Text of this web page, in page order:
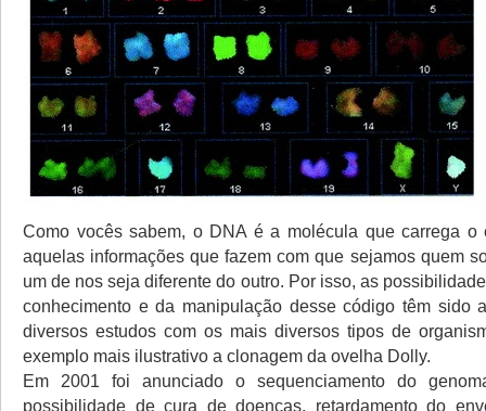
Como vocês sabem, o DNA é a molécula que carrega o
aquelas informações que fazem com que sejamos quem
um de nos seja diferente do outro. Por isso, as
conhecimento e da manipulação desse código têm sido
diversos estudos com os mais diversos tipos de
exemplo mais ilustrativo a clonagem da ovelha Dolly.
Em 2001 foi anunciado o sequenciamento do
possibilidade de cura de doenças, retardamento do